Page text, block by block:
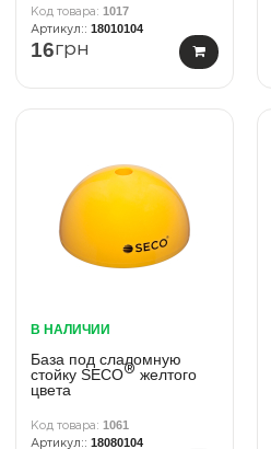
1017
18010104
16грн
В НАЛИЧИИ
База под слаломную
стойку SECO® желтого
цвета
1061
18080104